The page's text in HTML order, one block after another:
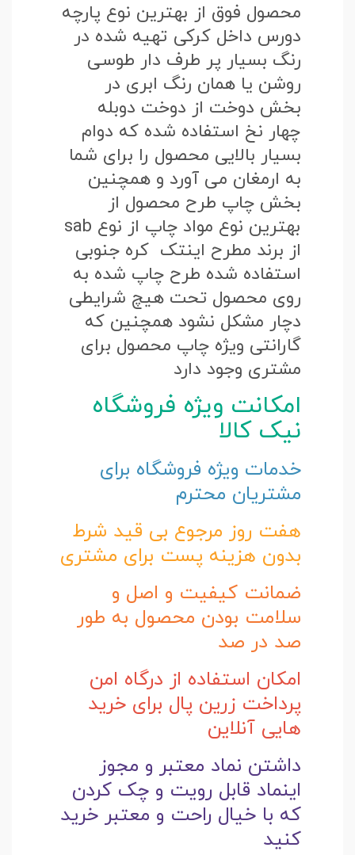
محصول فوق از بهترین نوع پارچه
دورس داخل کرکی تهیه شده در
رنگ بسیار پر طرف دار طوسی
روشن یا همان رنگ ابری در
بخش دوخت از دوخت دوبله
چهار نخ استفاده شده که دوام
بسیار بالایی محصول را برای شما
به ارمغان می آورد و همچنین
بخش چاپ طرح محصول از
بهترین نوع مواد چاپ از نوع sab
از برند مطرح اینتک کره جنوبی
استفاده شده طرح چاپ شده به
روی محصول تحت هیچ شرایطی
دچار مشکل نشود همچنین که
گارانتی ویژه چاپ محصول برای
مشتری وجود دارد
امکانت ویژه فروشگاه
نیک کالا
خدمات ویژه فروشگاه برای
مشتریان محترم
هفت روز مرجوع بی قید شرط
بدون هزینه پست برای مشتری
ضمانت کیفیت و اصل و
سلامت بودن محصول به طور
صد در صد
امکان استفاده از درگاه امن
پرداخت زرین پال برای خرید
هایی آنلاین
داشتن نماد معتبر و مجوز
اینماد قابل رویت و چک کردن
که با خیال راحت و معتبر خرید
کنید